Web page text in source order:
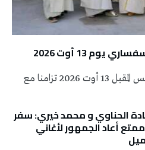
13 أوت 2026
تُنظم جمعية تراثنا يوم الخميس المقبل 13 أوت 2026 تزامنا مع
الحناوي و محمد خيري: سفر
أعاد الجمهور لأغاني